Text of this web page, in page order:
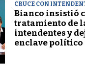
CRUCE CON
Bianco insistió
tratamiento de
intendentes y
enclave político